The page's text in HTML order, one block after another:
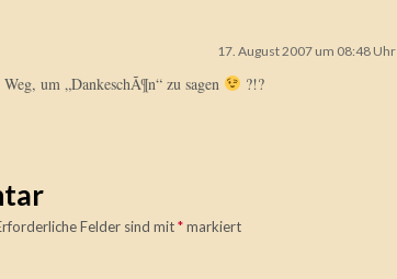
17. August 2007 um 08:48 Uhr
um „DankeschÃ¶n“ zu sagen ?!?
Felder sind mit*markiert